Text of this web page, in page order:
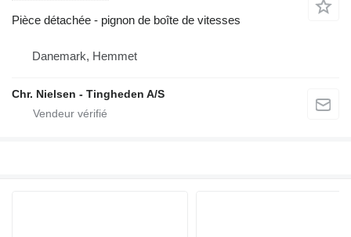
Pièce détachée - pignon de boîte de vitesses
Danemark, Hemmet
Chr. Nielsen - Tingheden A/S